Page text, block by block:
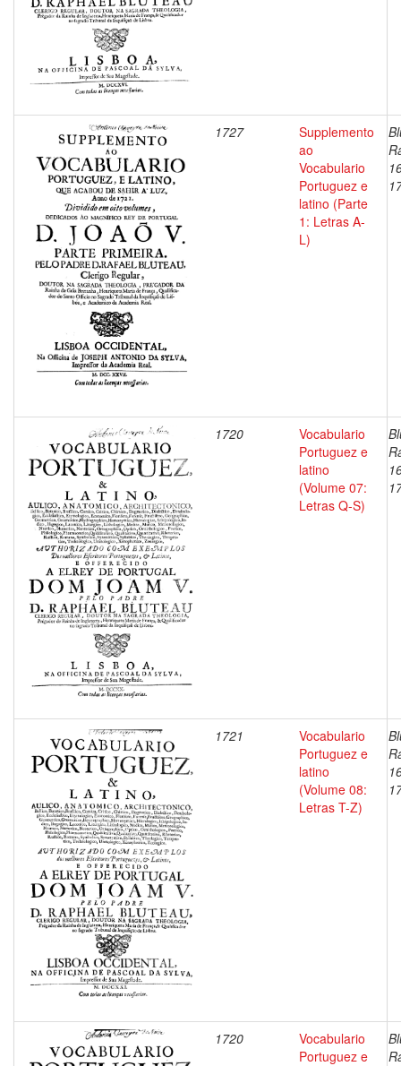
1727
Supplemento
ao
Vocabulario
Portuguez e
latino (Parte
1: Letras A-
L)
1720
Vocabulario
Portuguez e
latino
(Volume 07:
Letras Q-S)
1721
Vocabulario
Portuguez e
latino
(Volume 08:
Letras T-Z)
1720
Vocabulario
Portuguez e